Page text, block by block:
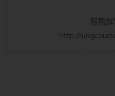
服務詳
http://